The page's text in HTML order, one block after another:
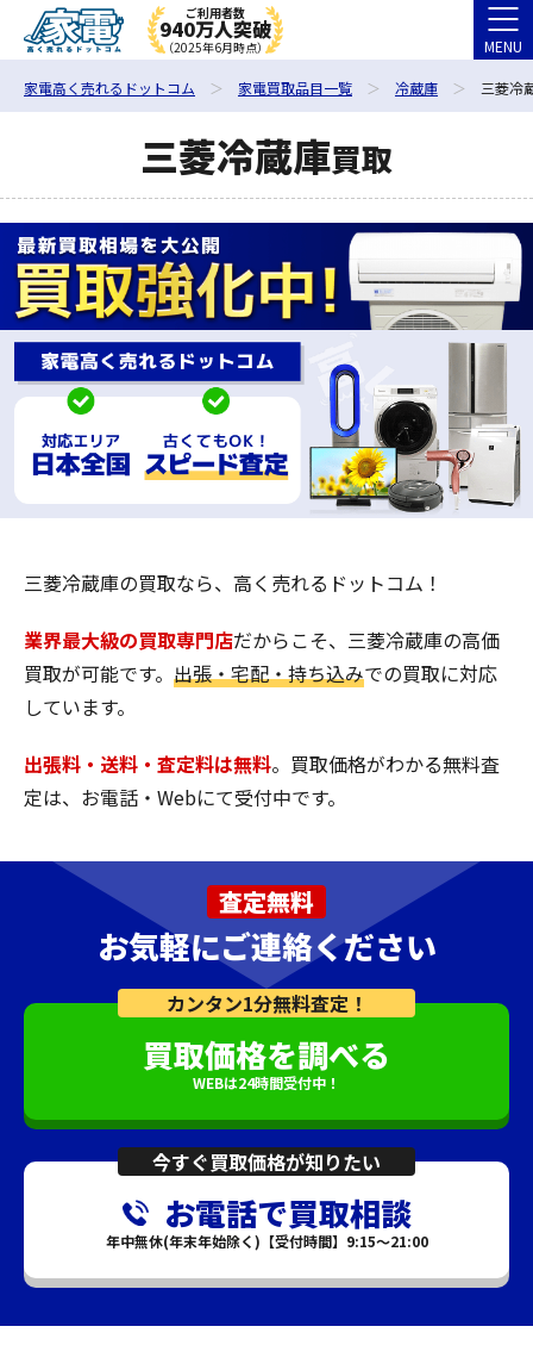
ご利用者数
940万人突破
（2025年6月時点） MENU
家電高く売れるドットコム 家電買取品目一覧 冷蔵庫 三菱冷
三菱冷蔵庫買取
三菱冷蔵庫の買取なら、高く売れるドットコム！
業界最大級の買取専門店だからこそ、三菱冷蔵庫の高価
買取が可能です。 出張・宅配・持ち込みでの買取に対応
しています。
出張料・送料・査定料は無料。買取価格がわかる無料査
定は、お電話・Webにて受付中です。
査定無料
お気軽にご連絡ください
カンタン1分無料査定！
買取価格を調べる
WEBは24時間受付中！
今すぐ買取価格が知りたい
お電話で買取相談
年中無休(年末年始除く)【受付時間】9:15～21:00